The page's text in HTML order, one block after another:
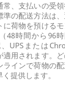
常、支払いの受
準の配送方法は
に荷物を預ける
48時間から96
UPSまたは
適用されます。
ラインで荷物の
提供します。